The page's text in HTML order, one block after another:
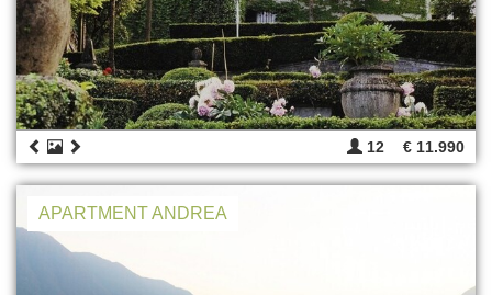
12 € 11.990
APARTMENT ANDREA